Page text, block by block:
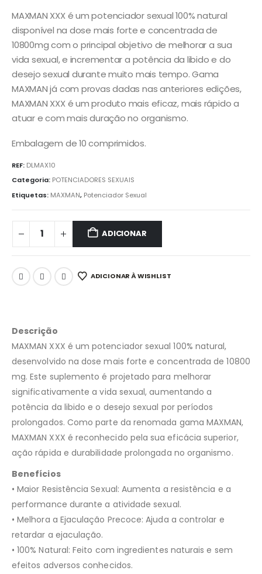
MAXMAN XXX é um potenciador sexual 100% natural
disponível na dose mais forte e concentrada de
10800mg com o principal objetivo de melhorar a sua
vida sexual, e incrementar a potência da libido e do
desejo sexual durante muito mais tempo. Gama
MAXMAN já com provas dadas nas anteriores edições,
MAXMAN XXX é um produto mais eficaz, mais rápido a
atuar e com mais duração no organismo.
Embalagem de 10 comprimidos.
REF: DLMAX10
Categoria: POTENCIADORES SEXUAIS
Etiquetas: MAXMAN, Potenciador Sexual
ADICIONAR
ADICIONAR À WISHLIST
Descrição
MAXMAN XXX é um potenciador sexual 100% natural,
desenvolvido na dose mais forte e concentrada de 10800
mg. Este suplemento é projetado para melhorar
significativamente a vida sexual, aumentando a
potência da libido e o desejo sexual por períodos
prolongados. Como parte da renomada gama MAXMAN,
MAXMAN XXX é reconhecido pela sua eficácia superior,
ação rápida e durabilidade prolongada no organismo.
Benefícios
• Maior Resistência Sexual: Aumenta a resistência e a
performance durante a atividade sexual.
• Melhora a Ejaculação Precoce: Ajuda a controlar e
retardar a ejaculação.
• 100% Natural: Feito com ingredientes naturais e sem
efeitos adversos conhecidos.